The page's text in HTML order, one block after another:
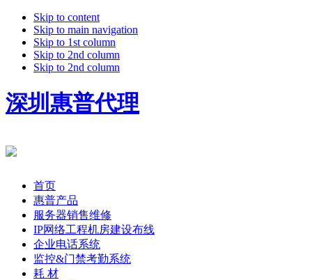
Skip to content
Skip to main navigation
Skip to 1st column
Skip to 2nd column
Skip to 2nd column
深圳惠普代理
首页
惠普产品
服务器销售维修
IP网络工程机房建设布线
企业电话系统
监控&门禁考勤系统
耗 材